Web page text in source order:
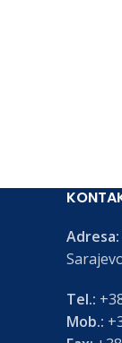
Adresa:
Tel.:
Mob.: